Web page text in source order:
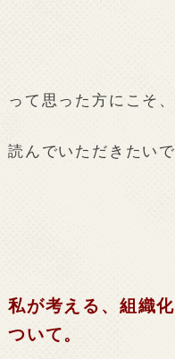
って思った方にこそ、
読んでいただきたい
私が考える、組織
ついて。